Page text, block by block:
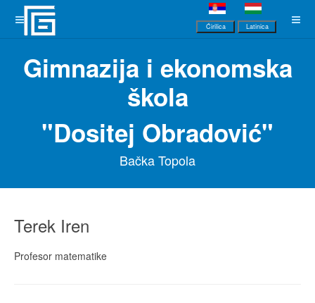
Ćirilica Latinica
Gimnazija i ekonomska
škola
"Dositej Obradović"
Bačka Topola
Terek Iren
Profesor matematike